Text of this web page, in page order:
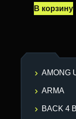
В корзину
AMONG
ARMA
BACK 4